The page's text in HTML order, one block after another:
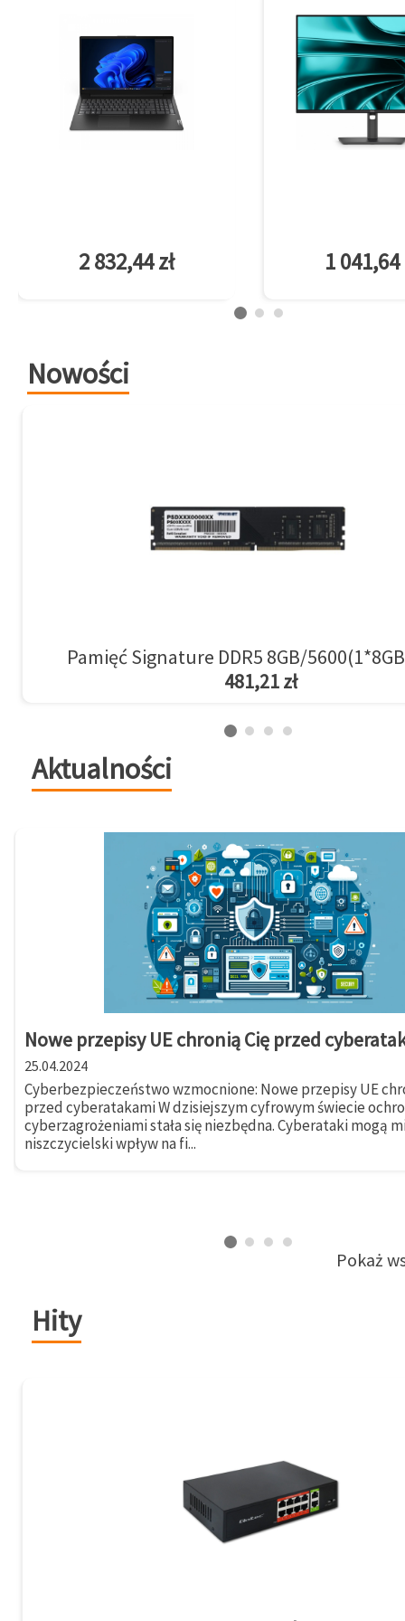
2 832,44 zł 1 041,64
Nowości
Pamięć Signature DDR5 8GB/
481,21 zł
Aktualności
Nowe przepisy UE chronią Cię przed
25.04.2024
Cyberbezpieczeństwo wzmocnione: Nowe przepisy UE
przed cyberatakami W dzisiejszym cyfrowym świecie
cyberzagrożeniami stała się niezbędna. Cyberataki mogą
niszczycielski wpływ na fi...
Pokaż
Hity